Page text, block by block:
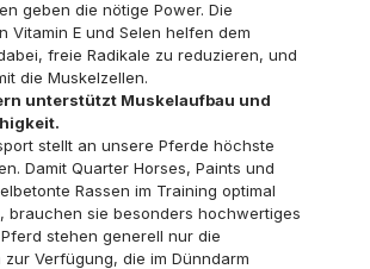
geben die nötige Power. Die
Vitamin E und Selen helfen dem
freie Radikale zu reduzieren, und
die Muskelzellen.
unterstützt Muskelaufbau und
stellt an unsere Pferde höchste
Damit Quarter Horses, Paints und
Rassen im Training optimal
brauchen sie besonders hochwertiges
stehen generell nur die
zur Verfügung, die im Dünndarm